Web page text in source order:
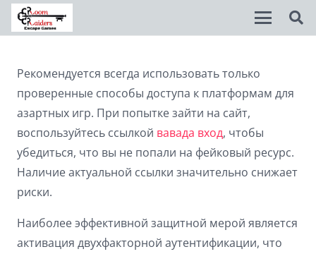
Рекомендуется всегда использовать только
проверенные способы доступа к платформам для
азартных игр. При попытке зайти на сайт,
воспользуйтесь ссылкой вавада вход, чтобы
убедиться, что вы не попали на фейковый ресурс.
Наличие актуальной ссылки значительно снижает
риски.
Наиболее эффективной защитной мерой является
активация двухфакторной аутентификации, что
title Mark headings
Background Color
zoom_out Zoom out
Zoom in
add_circle_outline Increase font